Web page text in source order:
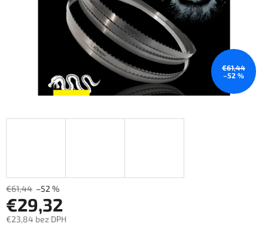
€61,44
–52 %
€61,44 –52 %
€29,32
€23,84 bez DPH